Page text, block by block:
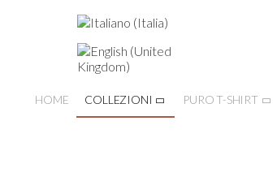
HOME COLLEZIONI PURO T-SHIRT